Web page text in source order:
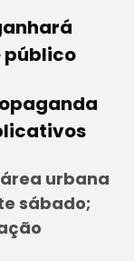
público
urbana
sábado;